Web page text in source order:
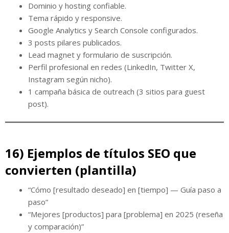
Dominio y hosting confiable.
Tema rápido y responsive.
Google Analytics y Search Console configurados.
3 posts pilares publicados.
Lead magnet y formulario de suscripción.
Perfil profesional en redes (LinkedIn, Twitter X,
Instagram según nicho).
1 campaña básica de outreach (3 sitios para guest
post).
16) Ejemplos de títulos SEO que
convierten (plantilla)
“Cómo [resultado deseado] en [tiempo] — Guía paso a
paso”
“Mejores [productos] para [problema] en 2025 (reseña
y comparación)”